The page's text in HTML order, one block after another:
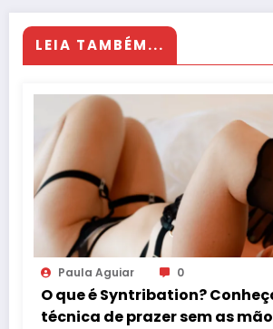
LEIA TAMBÉM...
Paula Aguiar 0
O que é Syntribation?
técnica de prazer sem as